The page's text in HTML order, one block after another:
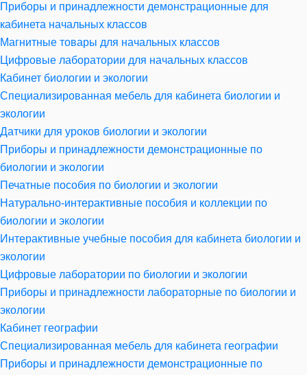
Приборы и принадлежности демонстрационные для
кабинета начальных классов
Магнитные товары для начальных классов
Цифровые лаборатории для начальных классов
Кабинет биологии и экологии
Специализированная мебель для кабинета биологии и
экологии
Датчики для уроков биологии и экологии
Приборы и принадлежности демонстрационные по
биологии и экологии
Печатные пособия по биологии и экологии
Натурально-интерактивные пособия и коллекции по
биологии и экологии
Интерактивные учебные пособия для кабинета биологии и
экологии
Цифровые лаборатории по биологии и экологии
Приборы и принадлежности лабораторные по биологии и
экологии
Кабинет географии
Специализированная мебель для кабинета географии
Приборы и принадлежности демонстрационные по